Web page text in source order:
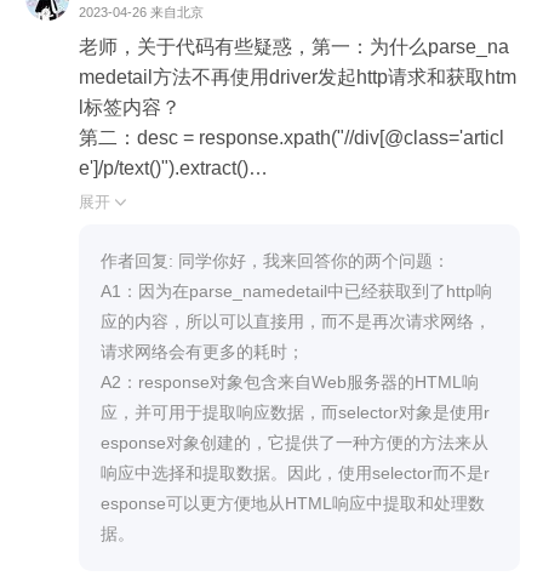
2023-04-26 来自北京
老师，关于代码有些疑惑，第一：为什么parse_na
medetail方法不再使用driver发起http请求和获取htm
l标签内容？
第二：desc = response.xpath("//div[@class='articl
e']/p/text()").extract()
        desc = selector.xpath("//div[@class='article']/p/t
我测试了两个代码都可以使用，那为什么不直接使
用response，反而要生成一个selector？
展开 
作者回复: 同学你好，我来回答你的两个问题：
A1：因为在parse_namedetail中已经获取到了http响
应的内容，所以可以直接用，而不是再次请求网络，
请求网络会有更多的耗时；
A2：response对象包含来自Web服务器的HTML响
应，并可用于提取响应数据，而selector对象是使用r
esponse对象创建的，它提供了一种方便的方法来从
响应中选择和提取数据。因此，使用selector而不是r
esponse可以更方便地从HTML响应中提取和处理数
据。